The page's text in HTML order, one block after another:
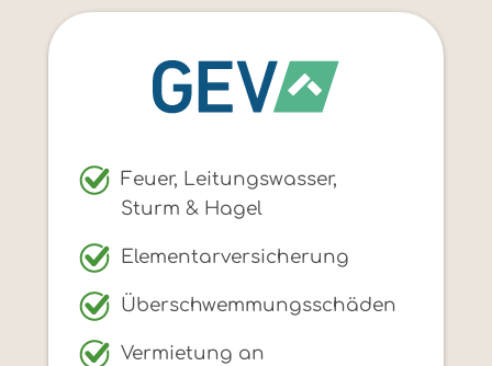
Feuer, Leitungswasser,
Sturm & Hagel
Elementarversicherung
Überschwemmungsschäden
Vermietung an